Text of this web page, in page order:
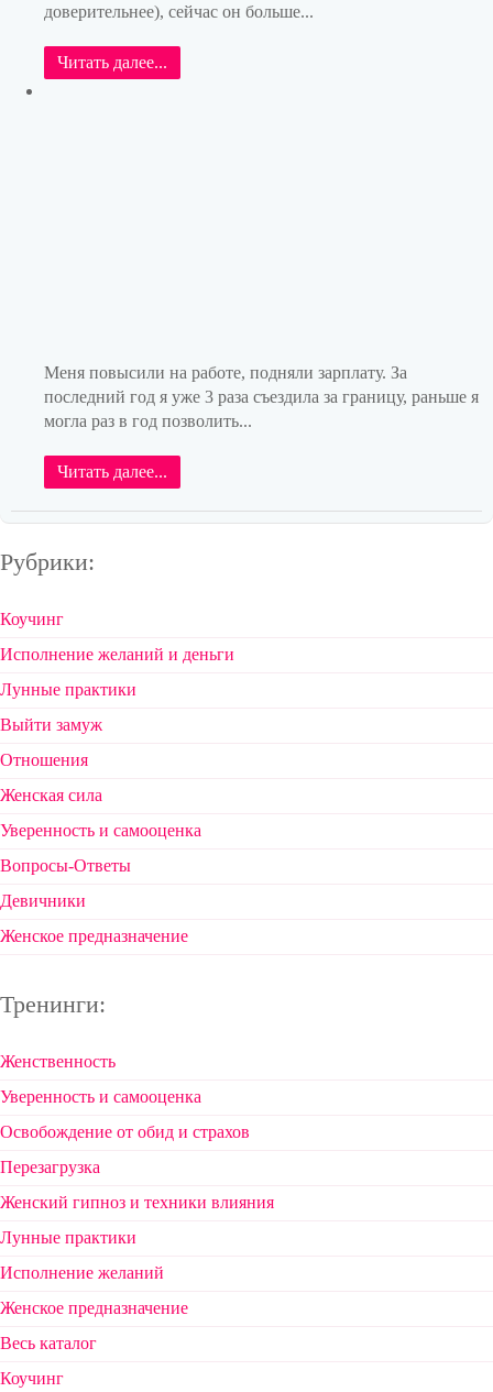
доверительнее), сейчас он больше...
Читать далее...
Меня повысили на работе, подняли зарплату. За
последний год я уже 3 раза съездила за границу, раньше я
могла раз в год позволить...
Читать далее...
Рубрики:
Коучинг
Исполнение желаний и деньги
Лунные практики
Выйти замуж
Отношения
Женская сила
Уверенность и самооценка
Вопросы-Ответы
Девичники
Женское предназначение
Тренинги:
Женственность
Уверенность и самооценка
Освобождение от обид и страхов
Перезагрузка
Женский гипноз и техники влияния
Лунные практики
Исполнение желаний
Женское предназначение
Весь каталог
Коучинг